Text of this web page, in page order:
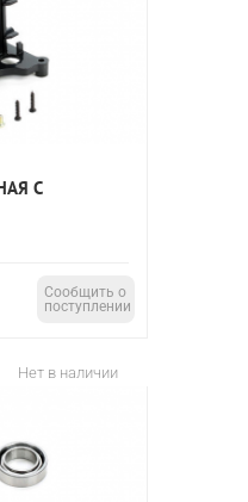
С
Сообщить о
поступлении
Нет в наличии